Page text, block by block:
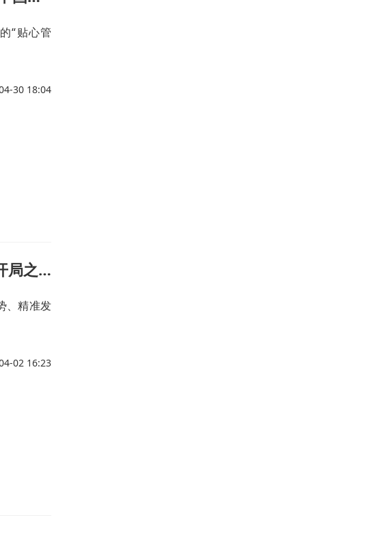
“贴心管
30 18:04
理响中国·聚焦2026“三农”工作 | 春耕正当时，开局之年如何“扎实推进”乡村全面振兴？
、精准发
02 16:23